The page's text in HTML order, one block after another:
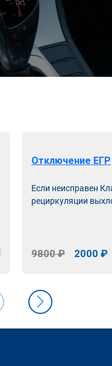
Отключение ЕГР
Если неисправен
рециркуляции
9800 ₽ 2000 ₽